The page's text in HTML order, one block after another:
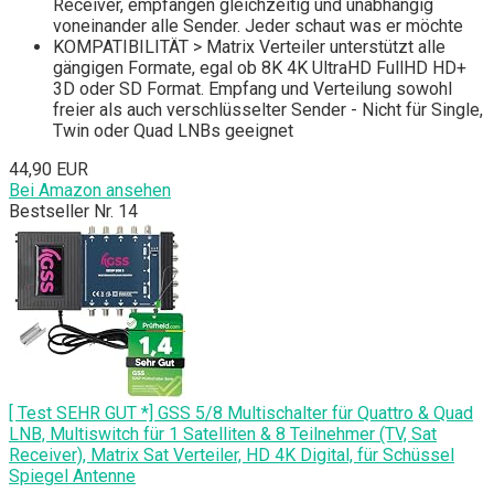
Receiver, empfangen gleichzeitig und unabhängig
voneinander alle Sender. Jeder schaut was er möchte
KOMPATIBILITÄT > Matrix Verteiler unterstützt alle
gängigen Formate, egal ob 8K 4K UltraHD FullHD HD+
3D oder SD Format. Empfang und Verteilung sowohl
freier als auch verschlüsselter Sender - Nicht für Single,
Twin oder Quad LNBs geeignet
44,90 EUR
Bei Amazon ansehen
Bestseller Nr. 14
[ Test SEHR GUT *] GSS 5/8 Multischalter für Quattro & Quad
LNB, Multiswitch für 1 Satelliten & 8 Teilnehmer (TV, Sat
Receiver), Matrix Sat Verteiler, HD 4K Digital, für Schüssel
Spiegel Antenne